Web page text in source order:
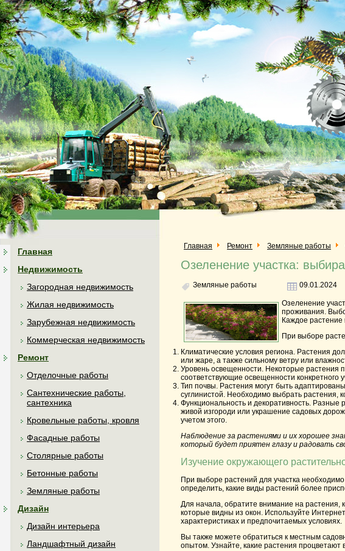
Главная
Недвижимость
Загородная недвижимость
Жилая недвижимость
Зарубежная недвижимость
Коммерческая недвижимость
Ремонт
Отделочные работы
Сантехнические работы,
сантехника
Кровельные работы, кровля
Фасадные работы
Столярные работы
Бетонные работы
Земляные работы
Дизайн
Дизайн интерьера
Ландшафтный дизайн
Главная Ремонт Земляные работы
Озеленение участка:
Земляные работы 09.01.2024
Озеленение
проживания.
Каждое растение
При выборе
Климатические условия региона. Растения
или жаре, а также сильному ветру или
Уровень освещенности. Некоторые растения
соответствующие освещенности конкретного
Тип почвы. Растения могут быть
суглинистой. Необходимо выбрать растения,
Функциональность и декоративность. Разные
живой изгороди или украшение садовых
учетом этого.
Наблюдение за растениями и их хорошее
который будет приятен глазу и радовать
Изучение окружающего
При выборе растений для участка
определить, какие виды растений более
Для начала, обратите внимание на растения,
которые видны из окон. Используйте
характеристиках и предпочитаемых условиях.
Вы также можете обратиться к местным
опытом. Узнайте, какие растения